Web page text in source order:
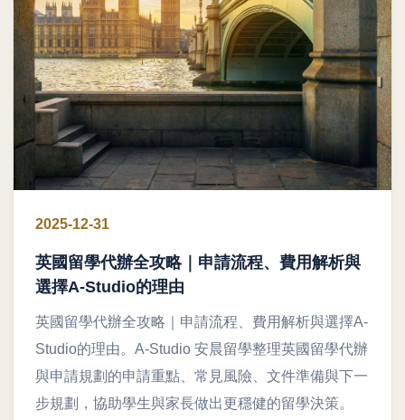
2025-12-31
英國留學代辦全攻略｜申請流程、費用解析與
選擇A-Studio的理由
英國留學代辦全攻略｜申請流程、費用解析與選擇A-
Studio的理由。A-Studio 安晨留學整理英國留學代辦
與申請規劃的申請重點、常見風險、文件準備與下一
步規劃，協助學生與家長做出更穩健的留學決策。